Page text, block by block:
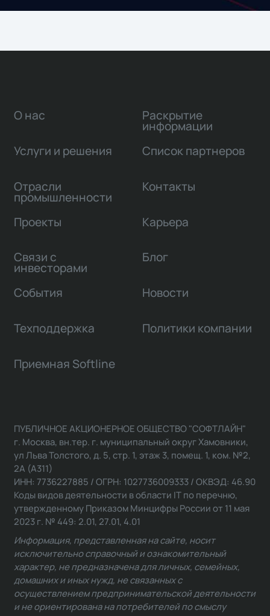
О нас
Услуги и решения
Отрасли
промышленности
Проекты
Связи с
инвесторами
Раскрытие
информации
Список партнеров
Контакты
Карьера
Блог
События Новости
Техподдержка Политики компании
Приемная Softline
ПУБЛИЧНОЕ АКЦИОНЕРНОЕ ОБЩЕСТВО "СОФТЛАЙН"
г. Москва, вн.тер. г. муниципальный округ Хамовники,
ул Льва Толстого, д. 5, стр. 1, этаж 3, помещ. 1, ком. №2,
2А (А311)
ИНН: 7736227885 / ОГРН: 1027736009333 / ОКВЭД: 46.90
Коды видов деятельности в области IT по перечню,
утвержденному Приказом Минцифры России от 11 мая
2023 г. № 449: 2.01, 27.01, 4.01
Информация, представленная на сайте, носит
исключительно справочный и ознакомительный
характер, не предназначена для личных, семейных,
домашних и иных нужд, не связанных с
осуществлением предпринимательской деятельности
и не ориентирована на потребителей по смыслу